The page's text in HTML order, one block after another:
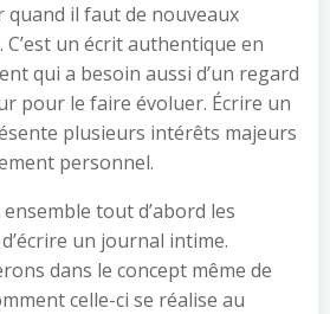
quand il faut de nouveaux
C’est un écrit authentique en
qui a besoin aussi d’un regard
pour le faire évoluer. Écrire un
plusieurs intérêts majeurs
personnel.
tout d’abord les
un journal intime.
dans le concept même de
celle-ci se réalise au